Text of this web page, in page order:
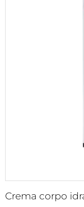
Crema corpo